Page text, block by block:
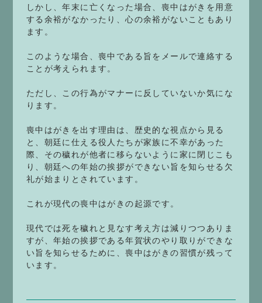
しかし、年末に亡くなった場合、喪中はがきを用意
する余裕がなかったり、心の余裕がないこともあり
ます。
このような場合、喪中である旨をメールで連絡する
ことが考えられます。
ただし、この行為がマナーに反していないか気にな
ります。
喪中はがきを出す理由は、歴史的な視点から見る
と、朝廷に仕える役人たちが家族に不幸があった
際、その穢れが他者に移らないように家に閉じこも
り、朝廷への年始の挨拶ができない旨を知らせる欠
礼が始まりとされています。
これが現代の喪中はがきの起源です。
現代では死を穢れと見なす考え方は減りつつありま
すが、年始の挨拶である年賀状のやり取りができな
い旨を知らせるために、喪中はがきの習慣が残って
います。